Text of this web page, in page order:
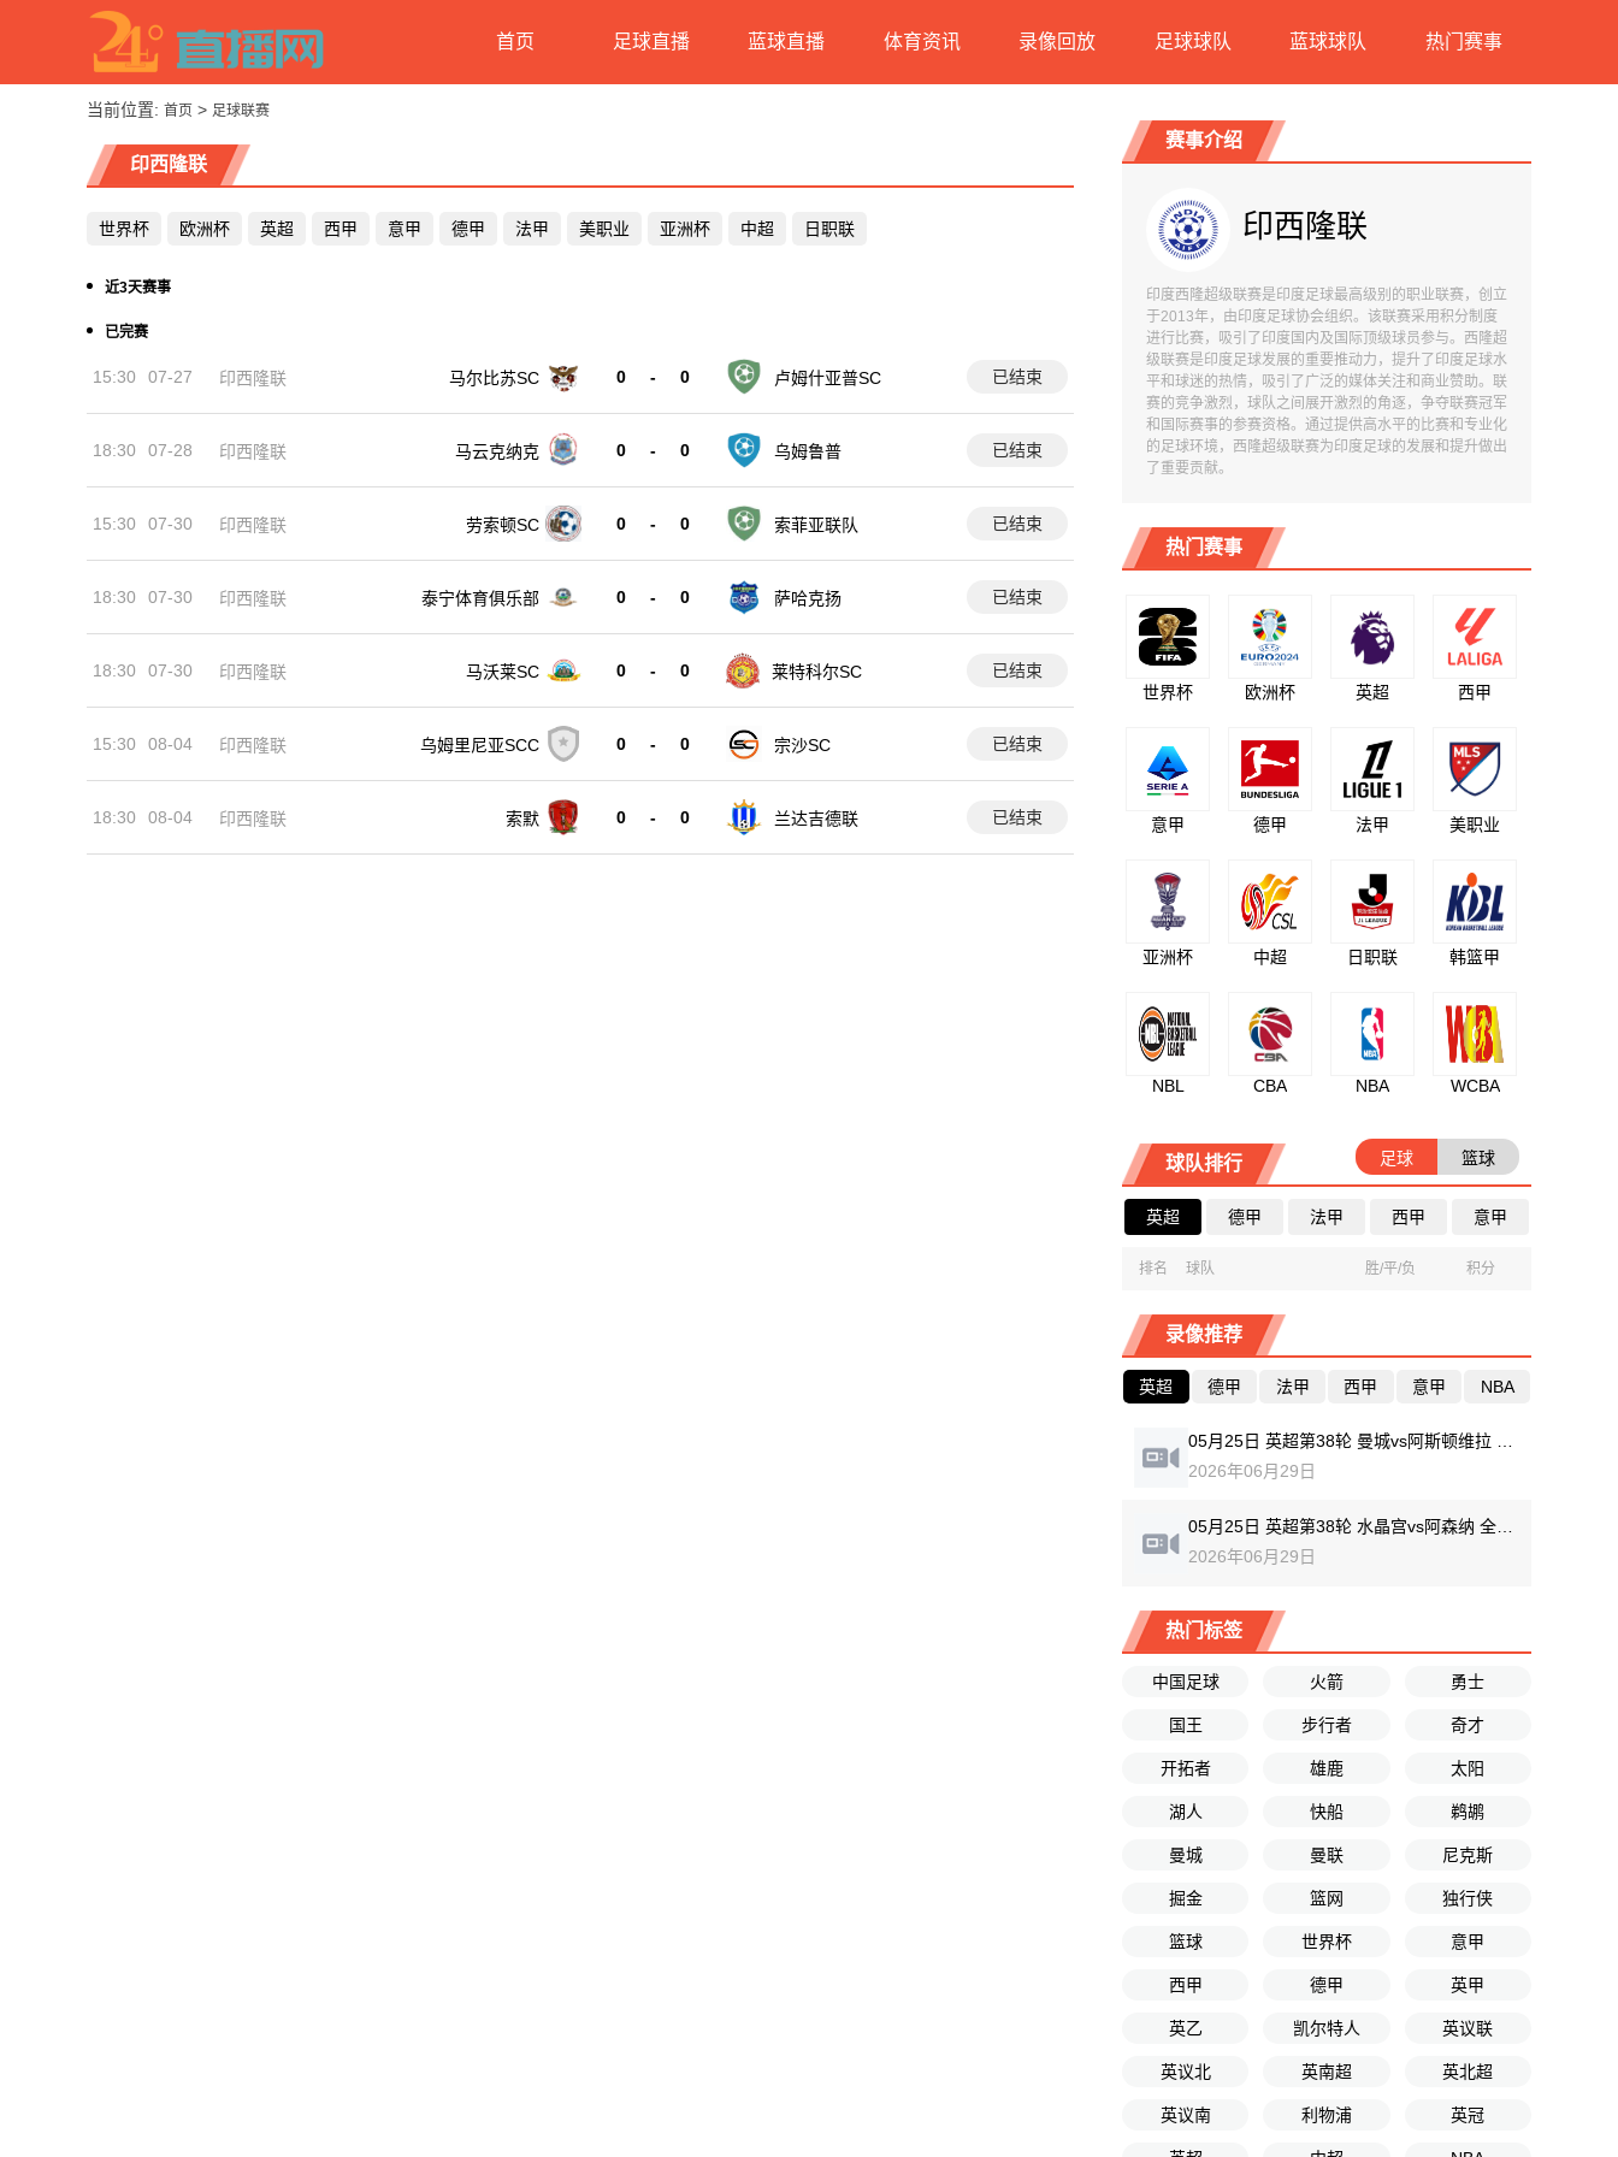
首页 足球直播 蓝球直播 体育资讯 录像回放 足球球队 蓝球球队 热门赛事
当前位置: 首页 > 足球联赛
印西隆联
世界杯 欧洲杯 英超 西甲 意甲 德甲 法甲 美职业 亚洲杯 中超 日职联
近3天赛事
已完赛
15:30 07-27 印西隆联 马尔比苏SC 0 - 0 卢姆什亚普SC 已结束
18:30 07-28 印西隆联 马云克纳克 0 - 0 乌姆鲁普 已结束
15:30 07-30 印西隆联 劳索顿SC 0 - 0 索菲亚联队 已结束
18:30 07-30 印西隆联 泰宁体育俱乐部 0 - 0 萨哈克扬 已结束
18:30 07-30 印西隆联 马沃莱SC 0 - 0 莱特科尔SC 已结束
15:30 08-04 印西隆联 乌姆里尼亚SCC 0 - 0 宗沙SC 已结束
18:30 08-04 印西隆联 索默 0 - 0 兰达吉德联 已结束
赛事介绍
印西隆联
印度西隆超级联赛是印度足球最高级别的职业联赛，创立
于2013年，由印度足球协会组织。该联赛采用积分制度
进行比赛，吸引了印度国内及国际顶级球员参与。西隆超
级联赛是印度足球发展的重要推动力，提升了印度足球水
平和球迷的热情，吸引了广泛的媒体关注和商业赞助。联
赛的竞争激烈，球队之间展开激烈的角逐，争夺联赛冠军
和国际赛事的参赛资格。通过提供高水平的比赛和专业化
的足球环境，西隆超级联赛为印度足球的发展和提升做出
了重要贡献。
热门赛事
世界杯 欧洲杯 英超 西甲
意甲 德甲 法甲 美职业
亚洲杯 中超 日职联 韩篮甲
NBL CBA NBA WCBA
球队排行 足球 篮球
英超 德甲 法甲 西甲 意甲
排名 球队 胜/平/负 积分
录像推荐
英超 德甲 法甲 西甲 意甲 NBA
2026年06月29日
05月25日 英超第38轮 水晶宫vs阿森纳 全场录像回放
2026年06月29日
热门标签
中国足球 火箭 勇士
国王 步行者 奇才
开拓者 雄鹿 太阳
湖人 快船 鹈鹕
曼城 曼联 尼克斯
掘金 篮网 独行侠
篮球 世界杯 意甲
西甲 德甲 英甲
英乙 凯尔特人 英议联
英议北 英南超 英北超
英议南 利物浦 英冠